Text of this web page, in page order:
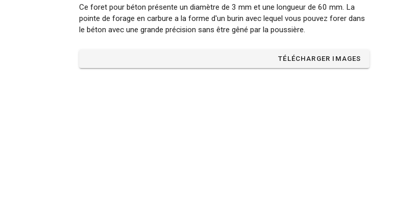
Ce foret pour béton présente un diamètre de 3 mm et une longueur de 60 mm. La
pointe de forage en carbure a la forme d'un burin avec lequel vous pouvez forer dans
le béton avec une grande précision sans être gêné par la poussière.
TÉLÉCHARGER IMAGES